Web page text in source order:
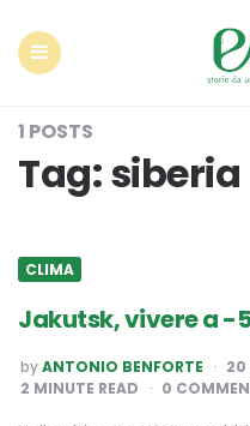
1 POSTS
Tag:siberia
CLIMA
Jakutsk, vivere a -
POSTED
BY
byANTONIO BENFORTE
20
2 MINUTE READ 0